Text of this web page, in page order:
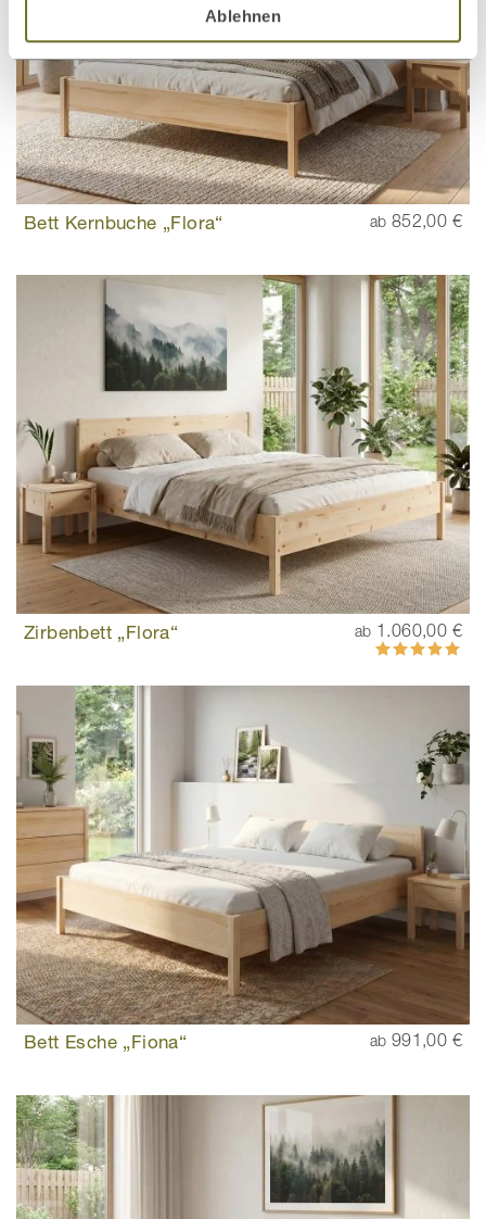
Ablehnen
Bett Kernbuche „Flora“ ab 852,00 €
Zirbenbett „Flora“ ab 1.060,00 €
Bewertung:
100%
Bett Esche „Fiona“ ab 991,00 €